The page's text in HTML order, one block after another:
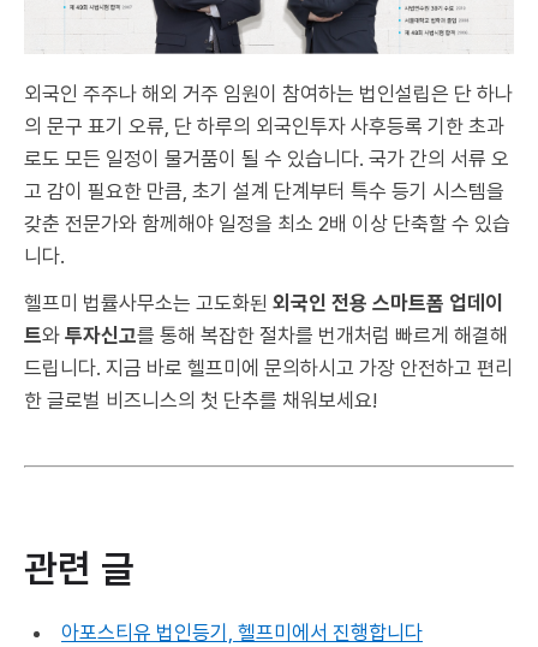
외국인 주주나 해외 거주 임원이 참여하는 법인설립은 단 하나
의 문구 표기 오류, 단 하루의 외국인투자 사후등록 기한 초과
로도 모든 일정이 물거품이 될 수 있습니다. 국가 간의 서류 오
고 감이 필요한 만큼, 초기 설계 단계부터 특수 등기 시스템을
갖춘 전문가와 함께해야 일정을 최소 2배 이상 단축할 수 있습
니다.
헬프미 법률사무소는 고도화된 외국인 전용 스마트폼 업데이
트와 투자신고를 통해 복잡한 절차를 번개처럼 빠르게 해결해
드립니다. 지금 바로 헬프미에 문의하시고 가장 안전하고 편리
한 글로벌 비즈니스의 첫 단추를 채워보세요!
관련 글
아포스티유 법인등기, 헬프미에서 진행합니다